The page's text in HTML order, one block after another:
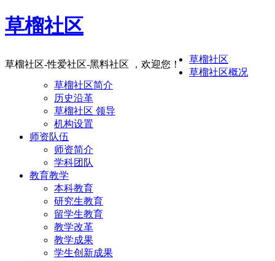
草榴社区
草榴社区-性爱社区-黑料社区 ，欢迎您！
草榴社区
草榴社区概况
草榴社区简介
历史沿革
草榴社区 领导
机构设置
师资队伍
师资简介
学科团队
教育教学
本科教育
研究生教育
留学生教育
教学改革
教学成果
学生创新成果